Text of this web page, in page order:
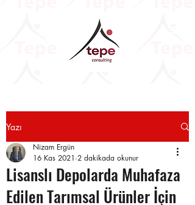
Yazı
Lisanslı Depolarda Muhafaza
Edilen Tarımsal Ürünler İçin
Nizam Ergün
16 Kas 2021 2 dakikada okunur